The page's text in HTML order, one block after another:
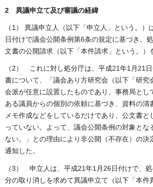
2 異議申立て及び審議の経緯
（1） 異議申立人（以下「申立人」という。）
日付けで議会公開条例第6条の規定に基づき、
文書の公開請求（以下「本件請求」という。）
（2） これに対し処分庁は、平成21年1月21
書について、「議会あり方研究会（以下「研究
会派が任意に設置したものであり、事務局とし
ある議員からの個別の依頼に基づき、資料の清
メモ作成などをしているだけであり、公文書と
っていない。よって、議会公開条例の対象とな
ない。」との理由により非公開（不存在）の決
通知した。
（3） 申立人は、平成21年1月26日付けで、
分の取り消しを求めて異議申立て（以下「本件